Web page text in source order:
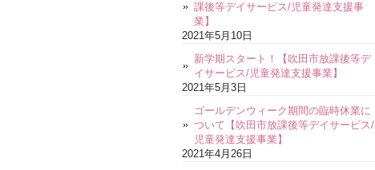
課後等デイサービス/児童発達支援事
業】
2021年5月10日
新学期スタート！【吹田市放課後等デ
イサービス/児童発達支援事業】
2021年5月3日
ゴールデンウィーク期間の臨時休業に
ついて【吹田市放課後等デイサービス/
児童発達支援事業】
2021年4月26日